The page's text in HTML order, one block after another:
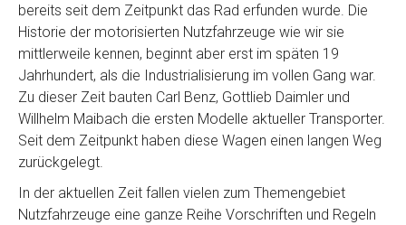
bereits seit dem Zeitpunkt das Rad erfunden wurde. Die
Historie der motorisierten Nutzfahrzeuge wie wir sie
mittlerweile kennen, beginnt aber erst im späten 19
Jahrhundert, als die Industrialisierung im vollen Gang war.
Zu dieser Zeit bauten Carl Benz, Gottlieb Daimler und
Willhelm Maibach die ersten Modelle aktueller Transporter.
Seit dem Zeitpunkt haben diese Wagen einen langen Weg
zurückgelegt.
In der aktuellen Zeit fallen vielen zum Themengebiet
Nutzfahrzeuge eine ganze Reihe Vorschriften und Regeln